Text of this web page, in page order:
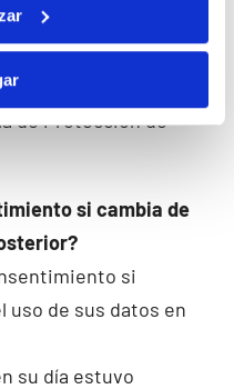
de
consultar la página
de Protección de
si cambia de
si
uso de sus datos en
su día estuvo